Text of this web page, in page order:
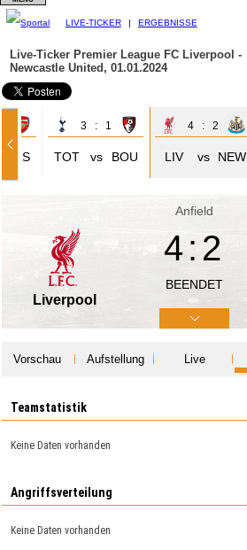
LIVE-TICKER | ERGEBNISSE
Live-Ticker Premier League FC Liverpool -
Newcastle United, 01.01.2024
ARS
3 : 1
TOT vs BOU
4 : 2
LIV vs NEW
Anfield
Liverpool
4:2
BEENDET
Vorschau Aufstellung Live
Teamstatistik
Keine Daten vorhanden
Angriffsverteilung
Keine Daten vorhanden